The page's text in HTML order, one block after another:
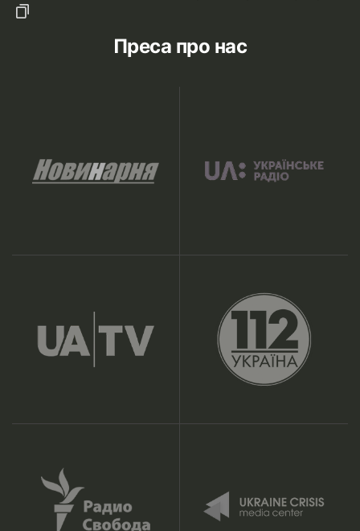
Преса про нас